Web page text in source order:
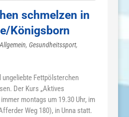
schmelzen in
Königsborn
Allgemein, Gesundheitssport,
Fettpölsterchen
Der Kurs „Aktives
montags um 19.30 Uhr, im
Weg 180), in Unna statt.